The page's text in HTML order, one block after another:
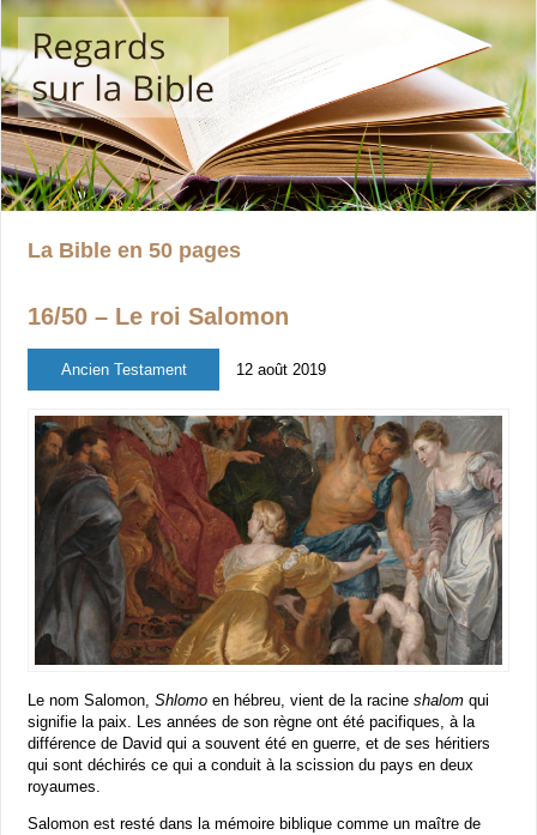
La Bible en 50 pages
16/50 – Le roi Salomon
Ancien Testament 12 août 2019
Le nom Salomon,Shlomoen hébreu, vient de la racineshalomqui
signifie la paix. Les années de son règne ont été pacifiques, à la
différence de David qui a souvent été en guerre, et de ses héritiers
qui sont déchirés ce qui a conduit à la scission du pays en deux
royaumes.
Salomon est resté dans la mémoire biblique comme un maître de